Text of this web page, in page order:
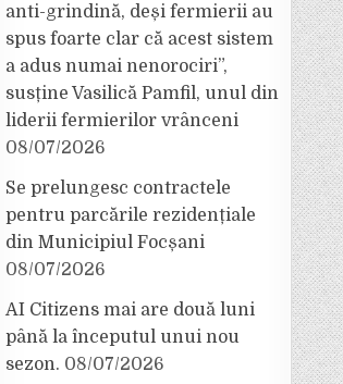
anti-grindină, deși fermierii au
spus foarte clar că acest sistem
a adus numai nenorociri”,
susține Vasilică Pamfil, unul din
liderii fermierilor vrânceni
08/07/2026
Se prelungesc contractele
pentru parcările rezidențiale
din Municipiul Focșani
08/07/2026
AI Citizens mai are două luni
până la începutul unui nou
sezon. 08/07/2026